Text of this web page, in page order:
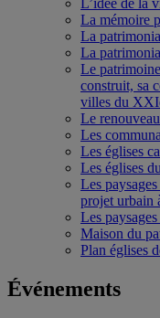
La mémoire
La
La
Le
construit, sa
villes du
Le
Les
Les églises
Les églises
Les
projet urbain
Les
Maison du
Plan églises
Événements